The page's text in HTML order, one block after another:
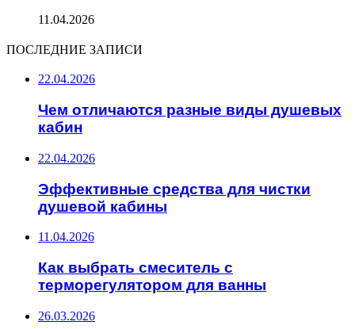
11.04.2026
ПОСЛЕДНИЕ ЗАПИСИ
22.04.2026
Чем отличаются разные виды душевых
кабин
22.04.2026
Эффективные средства для чистки
душевой кабины
11.04.2026
Как выбрать смеситель с
терморегулятором для ванны
26.03.2026